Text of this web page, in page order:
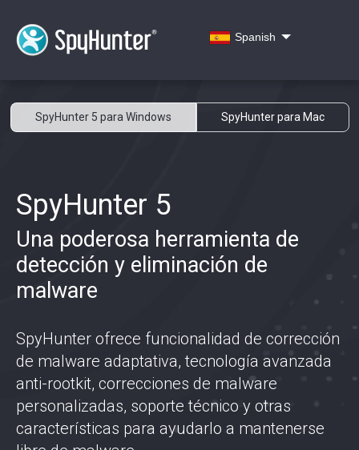
SpyHunter 5 para Windows SpyHunter para Mac
SpyHunter 5
Una poderosa herramienta de
detección y eliminación de
malware
SpyHunter ofrece funcionalidad de corrección
de malware adaptativa, tecnología avanzada
anti-rootkit, correcciones de malware
personalizadas, soporte técnico y otras
características para ayudarlo a mantenerse
Spanish